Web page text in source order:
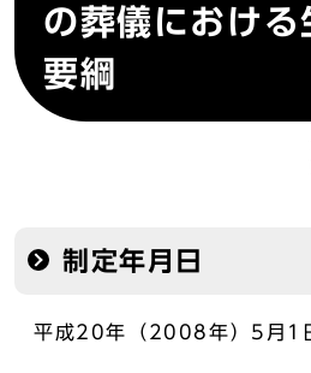
の葬儀における
要綱
制定年月日
平成20年（2008年）5月1